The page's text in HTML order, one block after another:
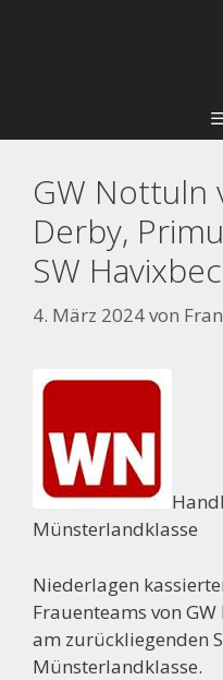
GW Nottuln
Derby,
SW
4. März 2024von
Münsterlandklasse
Niederlagen
Frauenteams von
am zurückliegenden
Münsterlandklasse.